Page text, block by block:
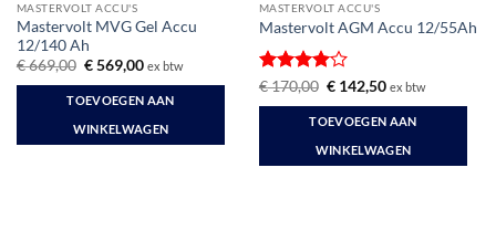
MASTERVOLT ACCU'S
Mastervolt MVG Gel Accu
12/140 Ah
€669,00 Oorspronkelijke
was:
€ 669,00.
€569,00Huidige
is:
€ 569,00.
ex btw
TOEVOEGEN AAN
WINKELWAGEN
MASTERVOLT ACCU'S
Mastervolt AGM Accu 12/55Ah
Gewaardeerd
4uit 5
€170,00 Oorspronkelijke
was:
€ 170,00.
€142,50Huidige
is:
€ 142,50.
ex btw
TOEVOEGEN AAN
WINKELWAGEN